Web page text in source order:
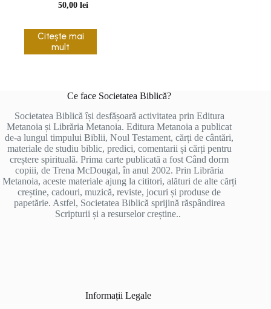
50,00lei
Citește mai
mult
Ce face Societatea Biblică?
Societatea Biblică își desfășoară activitatea prin Editura
Metanoia și Librăria Metanoia. Editura Metanoia a publicat
de-a lungul timpului Biblii, Noul Testament, cărți de cântări,
materiale de studiu biblic, predici, comentarii și cărți pentru
creștere spirituală. Prima carte publicată a fost Când dorm
copiii, de Trena McDougal, în anul 2002. Prin Librăria
Metanoia, aceste materiale ajung la cititori, alături de alte cărți
creștine, cadouri, muzică, reviste, jocuri și produse de
papetărie. Astfel, Societatea Biblică sprijină răspândirea
Scripturii și a resurselor creștine..
Informații Legale